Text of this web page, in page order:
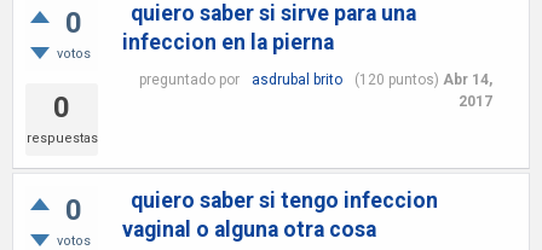
0
votos
0
respuestas
quiero saber si sirve para una
infeccion en la pierna
preguntado por asdrubal brito (120 puntos) Abr 14,
2017
0
votos
quiero saber si tengo infeccion
vaginal o alguna otra cosa